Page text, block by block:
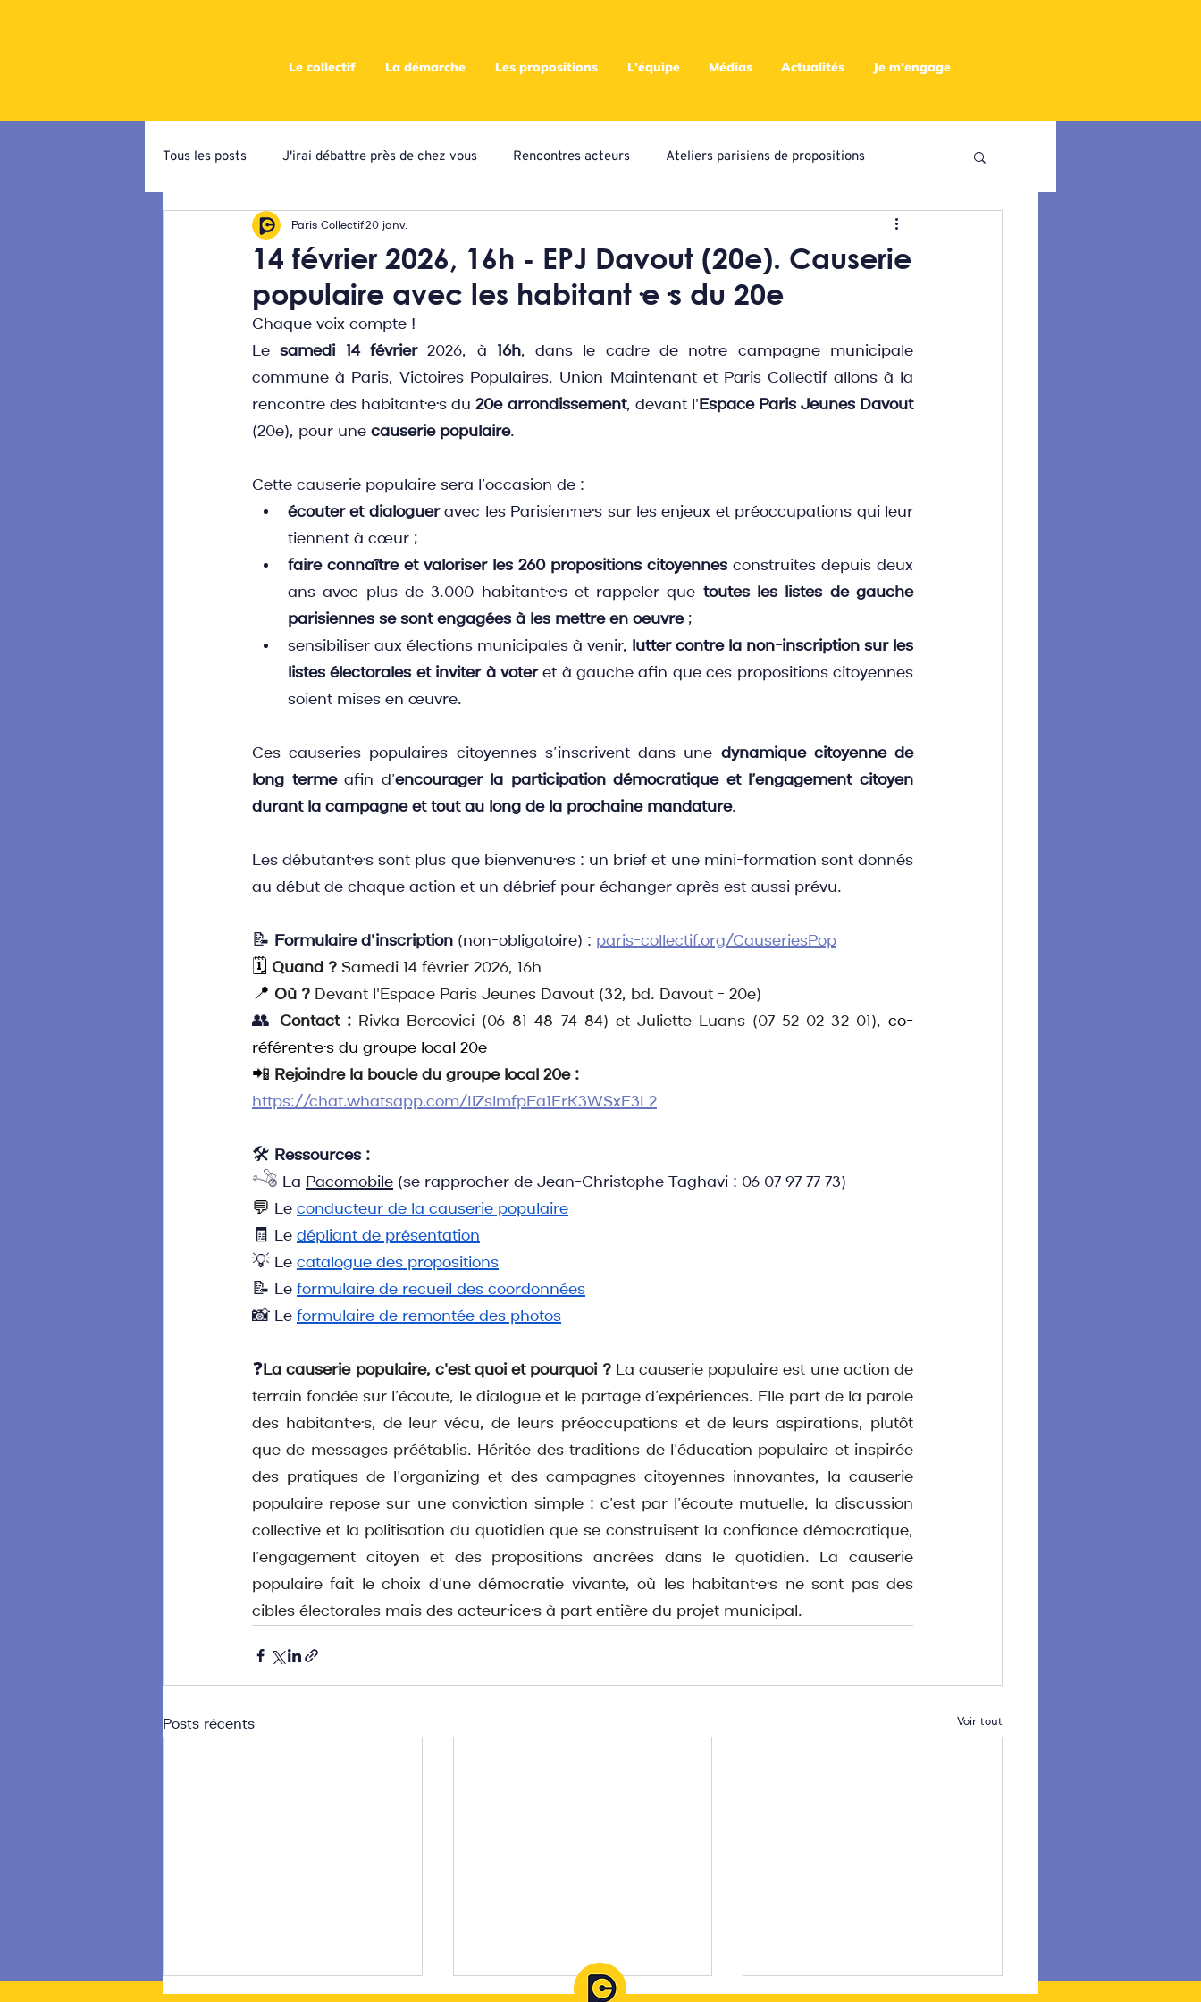
Le collectif La démarche Les propositions L'équipe Médias Actualités Je m'engage
Tous les posts J'irai débattre près de chez vous Rencontres acteurs Ateliers parisiens de propositions
Campagne de priorisation Ateliers locaux de propositions
Ateliers programmatiques Campagne citoyenne
14 février 2026, 16h - EPJ Davout (20e). Causerie
populaire avec les habitant·e·s du 20e
Paris Collectif20 janv.
Chaque voix compte !
Le samedi 14 février 2026, à 16h, dans le cadre de notre campagne municipale
commune à Paris, Victoires Populaires, Union Maintenant et Paris Collectif allons à la
rencontre des habitant·e·s du 20e arrondissement, devant l'Espace Paris Jeunes Davout
(20e), pour une causerie populaire.
Cette causerie populaire sera l’occasion de :
écouter et dialoguer avec les Parisien·ne·s sur les enjeux et préoccupations qui leur
tiennent à cœur ;
faire connaître et valoriser les 260 propositions citoyennes construites depuis deux
ans avec plus de 3.000 habitant·e·s et rappeler que toutes les listes de gauche
parisiennes se sont engagées à les mettre en oeuvre ;
sensibiliser aux élections municipales à venir, lutter contre la non-inscription sur les
listes électorales et inviter à voter et à gauche afin que ces propositions citoyennes
soient mises en œuvre.
Ces causeries populaires citoyennes s’inscrivent dans une dynamique citoyenne de
long terme afin d’encourager la participation démocratique et l’engagement citoyen
durant la campagne et tout au long de la prochaine mandature.
Les débutant·e·s sont plus que bienvenu·e·s : un brief et une mini-formation sont donnés
au début de chaque action et un débrief pour échanger après est aussi prévu.
📝 Formulaire d'inscription (non-obligatoire) : paris-collectif.org/CauseriesPop
🗓️ Quand ? Samedi 14 février 2026, 16h
📍 Où ? Devant l'Espace Paris Jeunes Davout (32, bd. Davout - 20e)
👥
Contact : Rivka Bercovici (06 81 48 74 84) et Juliette Luans (07 52 02 32 01), co-
référent·e·s du groupe local 20e
📲 Rejoindre la boucle du groupe local 20e :
https://chat.whatsapp.com/IlZslmfpFa1ErK3WSxE3L2
🛠️ Ressources :
𓌝 La Pacomobile (se rapprocher de Jean-Christophe Taghavi : 06 07 97 77 73)
💬 Le conducteur de la causerie populaire
🧾 Le dépliant de présentation
💡 Le catalogue des propositions
📝 Le formulaire de recueil des coordonnées
📸 Le formulaire de remontée des photos
❓La causerie populaire, c'est quoi et pourquoi ? La causerie populaire est une action de
terrain fondée sur l’écoute, le dialogue et le partage d’expériences. Elle part de la parole
des habitant·e·s, de leur vécu, de leurs préoccupations et de leurs aspirations, plutôt
que de messages préétablis. Héritée des traditions de l’éducation populaire et inspirée
des pratiques de l’organizing et des campagnes citoyennes innovantes, la causerie
populaire repose sur une conviction simple : c’est par l’écoute mutuelle, la discussion
collective et la politisation du quotidien que se construisent la confiance démocratique,
l’engagement citoyen et des propositions ancrées dans le quotidien. La causerie
populaire fait le choix d’une démocratie vivante, où les habitant·e·s ne sont pas des
cibles électorales mais des acteur·ice·s à part entière du projet municipal.
Posts récents Voir tout